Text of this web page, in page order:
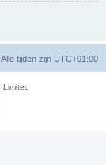
Alle tijden zijn UTC+01:00
Limited